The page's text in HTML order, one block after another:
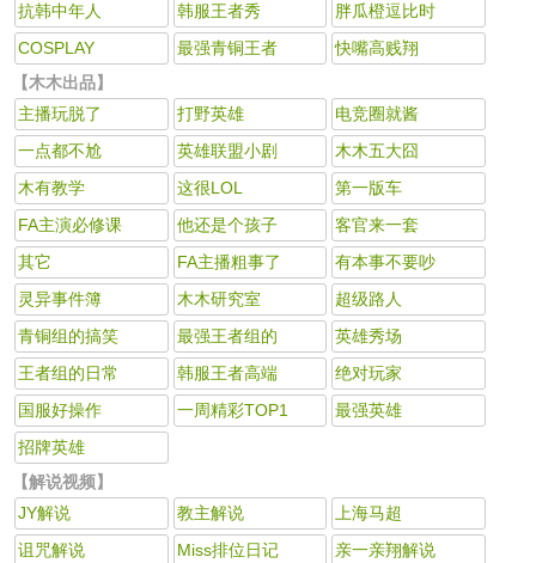
抗韩中年人
韩服王者秀
胖瓜橙逗比时
COSPLAY
最强青铜王者
快嘴高贱翔
【木木出品】
主播玩脱了
打野英雄
电竞圈就酱
一点都不尬
英雄联盟小剧
木木五大囧
木有教学
这很LOL
第一版车
FA主演必修课
他还是个孩子
客官来一套
其它
FA主播粗事了
有本事不要吵
灵异事件簿
木木研究室
超级路人
青铜组的搞笑
最强王者组的
英雄秀场
王者组的日常
韩服王者高端
绝对玩家
国服好操作
一周精彩TOP1
最强英雄
招牌英雄
【解说视频】
JY解说
教主解说
上海马超
诅咒解说
Miss排位日记
亲一亲翔解说